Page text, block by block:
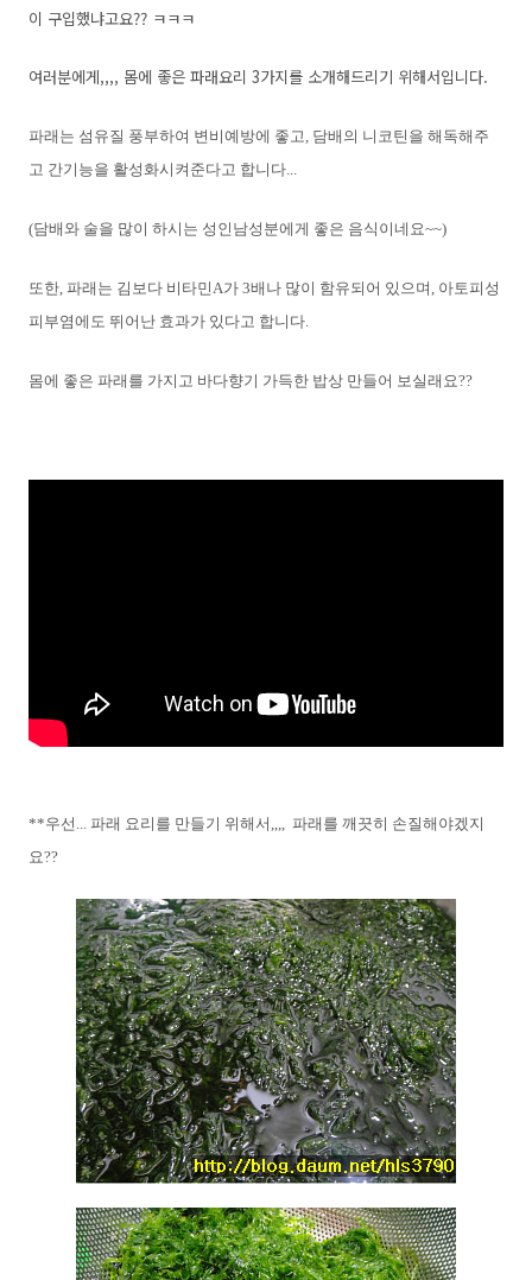
이 구입했냐고요?? ㅋㅋㅋ
여러분에게,,,, 몸에 좋은 파래요리 3가지를 소개해드리기 위해서입니다.
파래는 섬유질 풍부하여 변비예방에 좋고, 담배의 니코틴을 해독해주
고 간기능을 활성화시켜준다고 합니다...
(담배와 술을 많이 하시는 성인남성분에게 좋은 음식이네요~~)
또한, 파래는 김보다 비타민A가 3배나 많이 함유되어 있으며, 아토피성
피부염에도 뛰어난 효과가 있다고 합니다.
몸에 좋은 파래를 가지고 바다향기 가득한 밥상 만들어 보실래요??
**우선... 파래 요리를 만들기 위해서,,,, 파래를 깨끗히 손질해야겠지
요??